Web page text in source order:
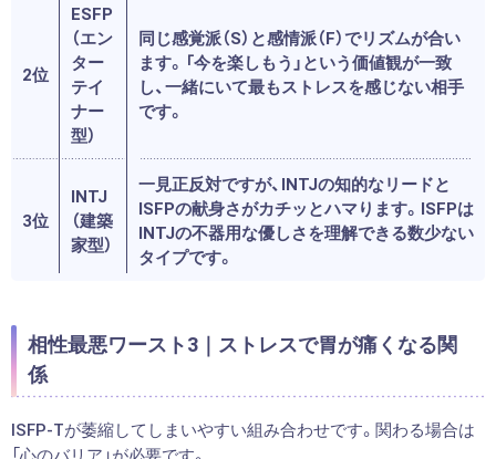
2位
ESFP
（エン
ター
テイ
ナー
型）
同じ感覚派（S）と感情派（F）でリズムが合い
ます。「今を楽しもう」という価値観が一致
し、一緒にいて最もストレスを感じない相手
です。
3位
INTJ
（建築
家型）
一見正反対ですが、INTJの知的なリードと
ISFPの献身さがカチッとハマります。ISFPは
INTJの不器用な優しさを理解できる数少ない
タイプです。
相性最悪ワースト3｜ストレスで胃が痛くなる関
係
ISFP-Tが萎縮してしまいやすい組み合わせです。関わる場合は